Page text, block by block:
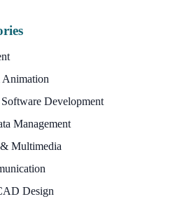
Development
Management
Multimedia
Design